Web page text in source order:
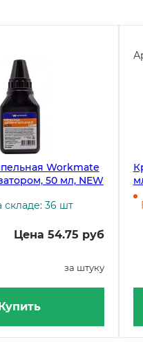
Workmate
50 мл, NEW
складе: 36 шт
Цена 54.75 руб
за штуку